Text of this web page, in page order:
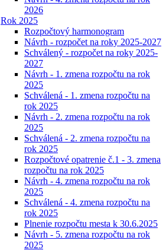
2026
Rok 2025
Rozpočtový harmonogram
Návrh - rozpočet na roky 2025-2027
Schválený - rozpočet na roky 2025-
2027
Návrh - 1. zmena rozpočtu na rok
2025
Schválená - 1. zmena rozpočtu na
rok 2025
Návrh - 2. zmena rozpočtu na rok
2025
Schválená - 2. zmena rozpočtu na
rok 2025
Rozpočtové opatrenie č.1 - 3. zmena
rozpočtu na rok 2025
Návrh - 4. zmena rozpočtu na rok
2025
Schválená - 4. zmena rozpočtu na
rok 2025
Plnenie rozpočtu mesta k 30.6.2025
Návrh - 5. zmena rozpočtu na rok
2025